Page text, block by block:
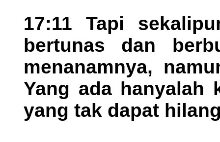
17:11 Tapi
bertunas dan
menanamnya,
Yang ada hanyalah
yang tak dapat